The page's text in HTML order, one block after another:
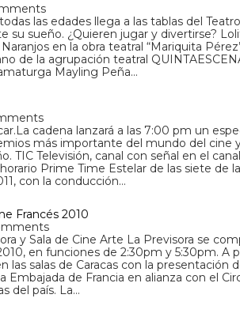
las edades llega a las tablas del
su sueño. ¿Quieren jugar y divertirse?
en la obra teatral “Mariquita
de la agrupación teatral
Mayling Peña…
cadena lanzará a las 7:00 pm un
más importante del mundo del cine
TIC Televisión, canal con señal en el
Prime Time Estelar de las siete de
con la conducción…
Francés 2010
y Sala de Cine Arte La Previsora se
en funciones de 2:30pm y 5:30pm. A
las salas de Caracas con la presentación
Embajada de Francia en alianza con el
del país. La…